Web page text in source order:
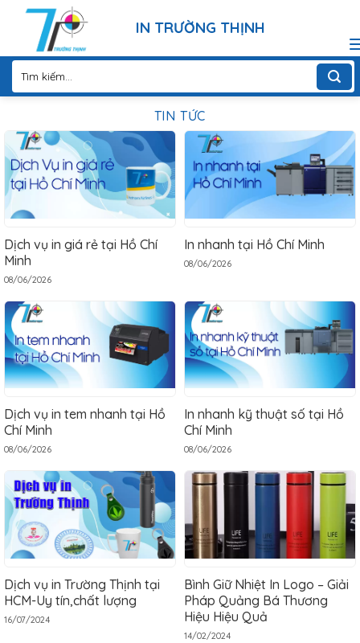
content
IN TRƯỜNG THỊNH
kiếm:
TIN TỨC
Dịch vụ in giá rẻ tại Hồ Chí
Minh
08/06/2026
In nhanh tại Hồ Chí Minh
08/06/2026
Dịch vụ in tem nhanh tại Hồ
Chí Minh
08/06/2026
In nhanh kỹ thuật số tại Hồ
Chí Minh
08/06/2026
Dịch vụ in Trường Thịnh tại
HCM-Uy tín,chất lượng
16/07/2024
Bình Giữ Nhiệt In Logo – Giải
Pháp Quảng Bá Thương
Hiệu Hiệu Quả
14/02/2024